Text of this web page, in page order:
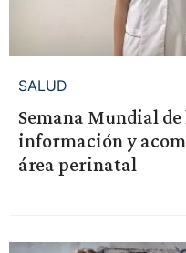
SALUD
Semana Mundial
información y
área perinatal